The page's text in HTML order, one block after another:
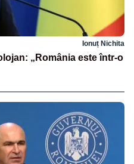
Ionuț Nichita
„România este într-o